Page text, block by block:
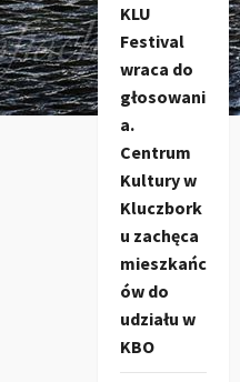
KLU
Festival
wraca do
głosowani
a.
Centrum
Kultury w
Kluczbork
u zachęca
mieszkańc
ów do
udziału w
KBO